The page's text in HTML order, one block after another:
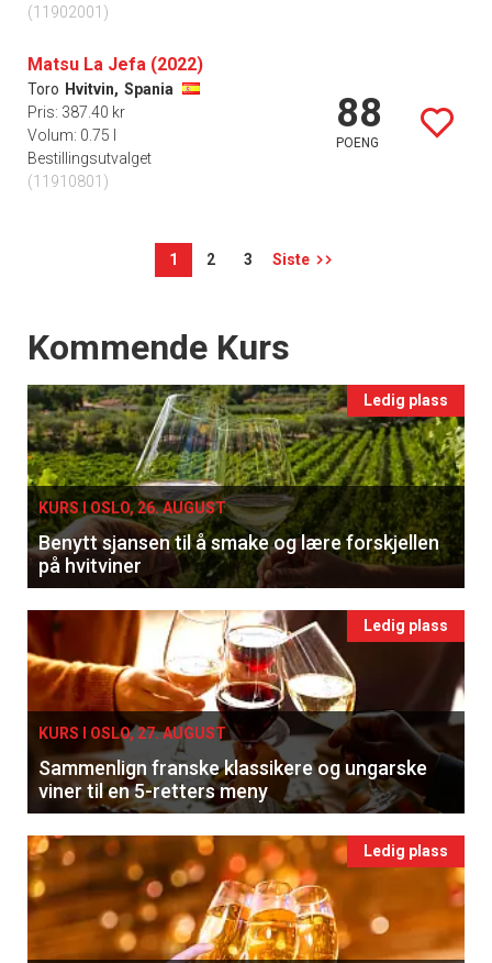
(11902001)
Matsu La Jefa (2022)
Toro Hvitvin, Spania
Pris: 387.40 kr
Volum: 0.75 l
Bestillingsutvalget
(11910801)
88
POENG
1 2 3 Siste
Events
Kommende Kurs
Ledig plass
KURS I OSLO, 26. AUGUST
Benytt sjansen til å smake og lære forskjellen
på hvitviner
Ledig plass
KURS I OSLO, 27. AUGUST
Sammenlign franske klassikere og ungarske
viner til en 5-retters meny
Ledig plass